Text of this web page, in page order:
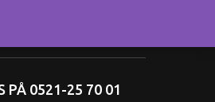
PÅ 0521-25 70 01